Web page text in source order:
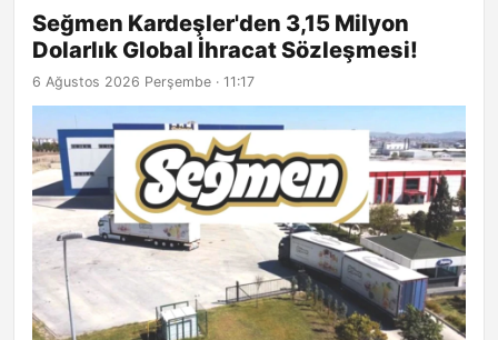
Seğmen Kardeşler'den 3,15 Milyon
Dolarlık Global İhracat Sözleşmesi!
6 Ağustos 2026 Perşembe · 11:17